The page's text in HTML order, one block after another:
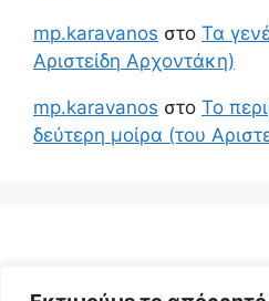
mp.karavanos στο Τα
Αριστείδη Αρχοντάκη)
mp.karavanos στο Το
δεύτερη μοίρα (του